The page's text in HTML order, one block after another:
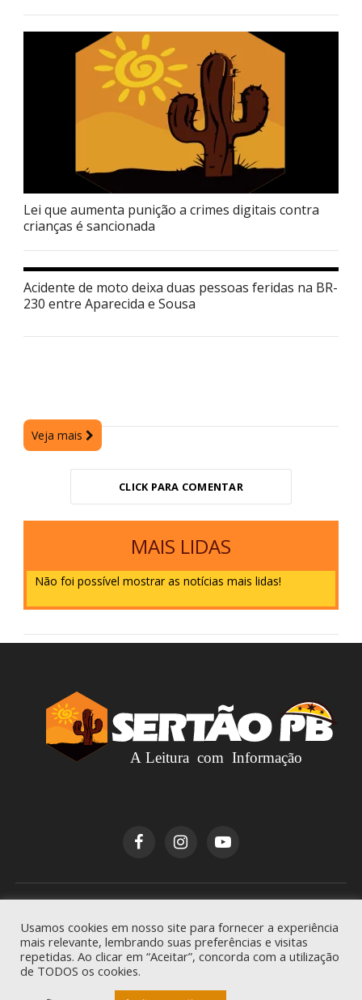
Lei que aumenta punição a crimes digitais contra
crianças é sancionada
Acidente de moto deixa duas pessoas feridas na BR-
230 entre Aparecida e Sousa
Veja mais
CLICK PARA COMENTAR
MAIS LIDAS
Não foi possível mostrar as notícias mais lidas!
reservados.
Usamos cookies em nosso site para fornecer a experiência
mais relevante, lembrando suas preferências e visitas
repetidas. Ao clicar em “Aceitar”, concorda com a utilização
de TODOS os cookies.